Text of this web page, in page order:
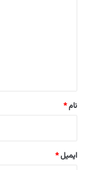
نام*
ایمیل*